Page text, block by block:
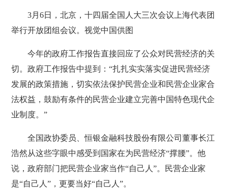
3月6日，北京，十四届全国人大三次会议上海代表团
举行开放团组会议。视觉中国供图
今年的政府工作报告直接回应了公众对民营经济的关
切。政府工作报告中提到：“扎扎实实落实促进民营经济
发展的政策措施，切实依法保护民营企业和民营企业家合
法权益，鼓励有条件的民营企业建立完善中国特色现代企
业制度。”
全国政协委员、恒银金融科技股份有限公司董事长江
浩然从这些字眼中感受到国家在为民营经济“撑腰”。他
说，政府部门把民营企业家当作“自己人”。民营企业家
是“自己人”，更要当好“自己人”。